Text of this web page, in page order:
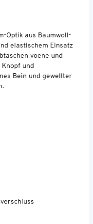
Optik aus Baumwoll-
elastischem Einsatz
voene und
und
Bein und gewellter